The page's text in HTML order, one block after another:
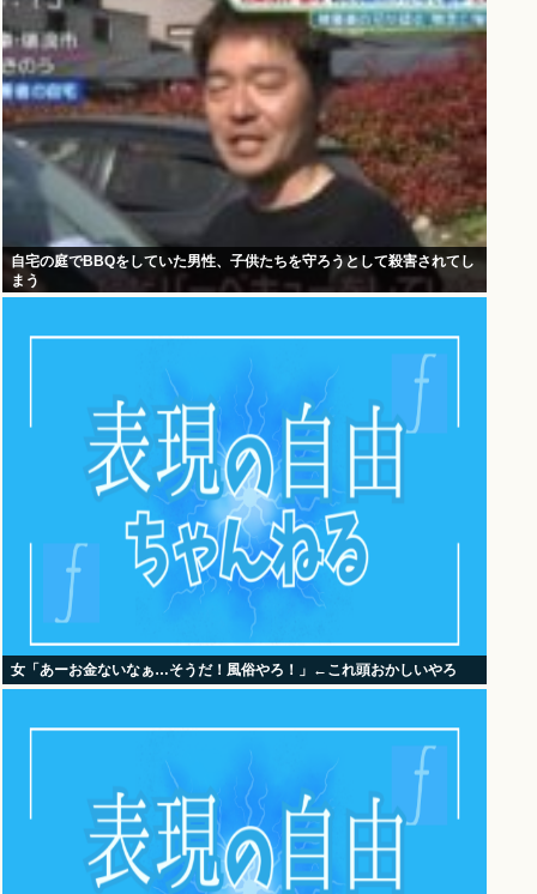
自宅の庭でBBQをしていた男性、子供たちを守ろうとして殺害されてし
まう
女「あーお金ないなぁ…そうだ！風俗やろ！」←これ頭おかしいやろ